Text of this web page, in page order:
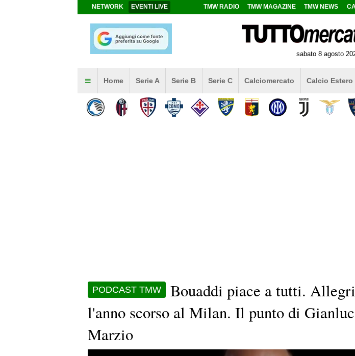
NETWORK EVENTI LIVE TMW RADIO TMW MAGAZINE TMW NEWS
sabato 8 agosto
Home Serie A Serie B Serie C Calciomercato Calcio Estero
PODCAST TMW
Bouaddi piace a tutti.
l'anno scorso al Milan. Il punto di
Marzio